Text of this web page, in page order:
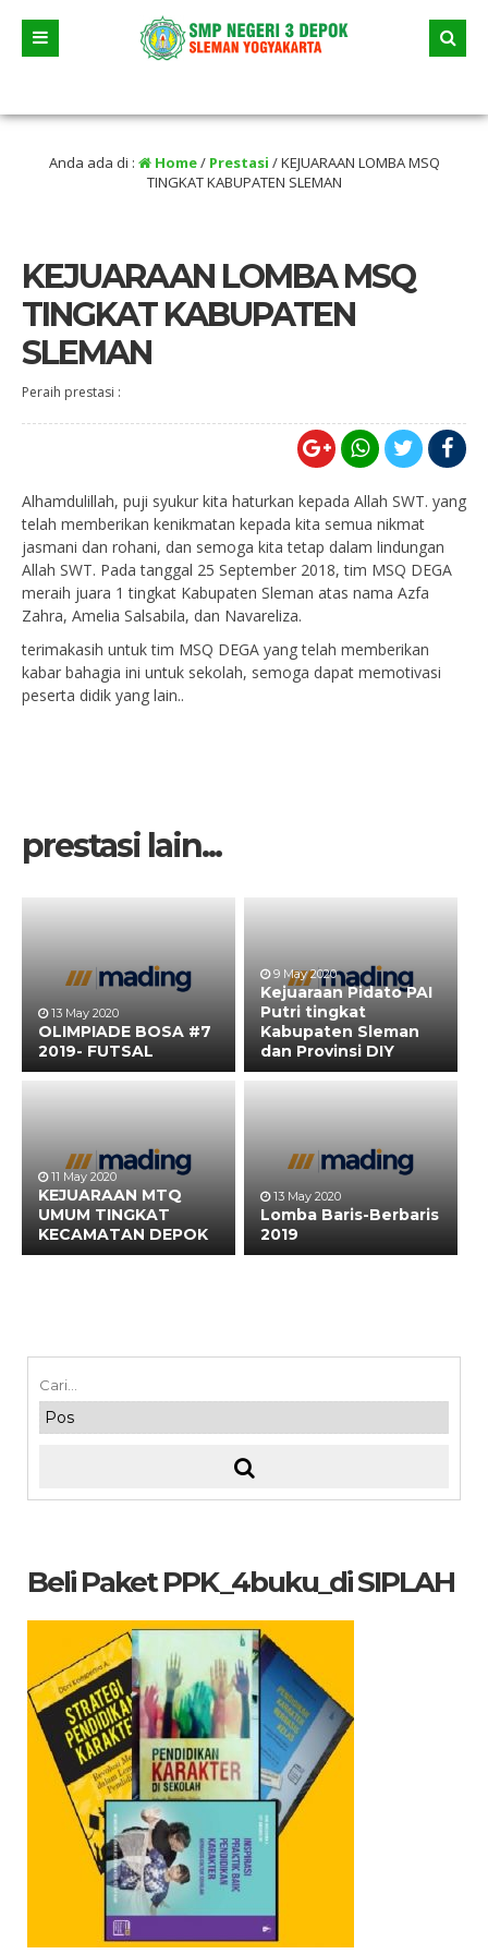
selama liburan
Anda ada di : Home/ Prestasi /KEJUARAAN LOMBA MSQ
TINGKAT KABUPATEN SLEMAN
KEJUARAAN LOMBA MSQ
TINGKAT KABUPATEN
SLEMAN
Peraih prestasi :
Alhamdulillah, puji syukur kita haturkan kepada Allah SWT. yang
telah memberikan kenikmatan kepada kita semua nikmat
jasmani dan rohani, dan semoga kita tetap dalam lindungan
Allah SWT. Pada tanggal 25 September 2018, tim MSQ DEGA
meraih juara 1 tingkat Kabupaten Sleman atas nama Azfa
Zahra, Amelia Salsabila, dan Navareliza.
terimakasih untuk tim MSQ DEGA yang telah memberikan
kabar bahagia ini untuk sekolah, semoga dapat memotivasi
peserta didik yang lain..
prestasi lain...
13 May 2020
OLIMPIADE BOSA #7
2019- FUTSAL
9 May 2020
Kejuaraan Pidato PAI
Putri tingkat
Kabupaten Sleman
dan Provinsi DIY
11 May 2020
KEJUARAAN MTQ
UMUM TINGKAT
KECAMATAN DEPOK
13 May 2020
Lomba Baris-Berbaris
2019
Beli Paket PPK_4buku_di SIPLAH